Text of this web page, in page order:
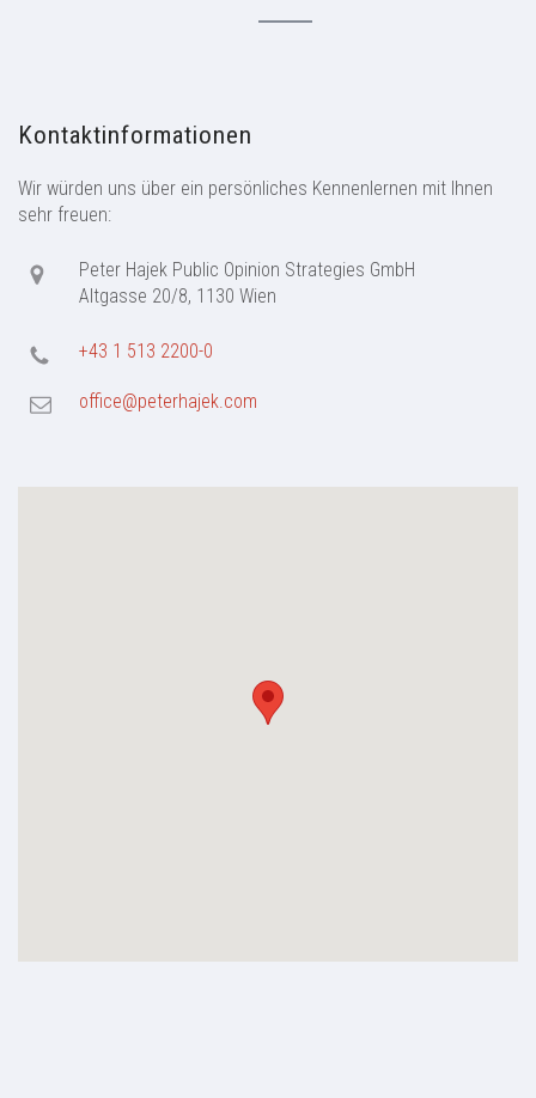
Kontaktinformationen
Wir würden uns über ein persönliches Kennenlernen mit Ihnen
sehr freuen:
Peter Hajek Public Opinion Strategies GmbH
Altgasse 20/8, 1130 Wien
+43 1 513 2200-0
office@peterhajek.com